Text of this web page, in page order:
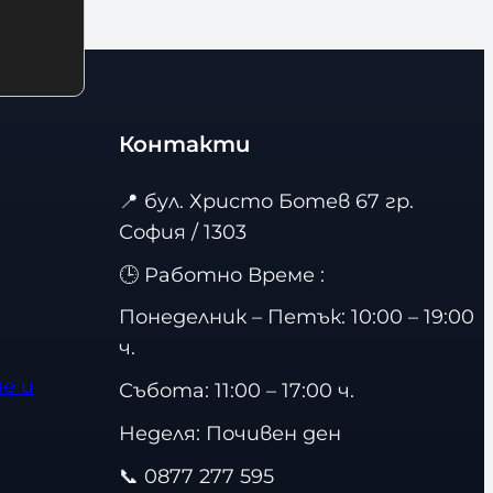
и
Контакти
📍 бул. Христо Ботев 67 гр.
София / 1303
🕒 Работно Време :
Понеделник – Петък: 10:00 – 19:00
ч.
Събота: 11:00 – 17:00 ч.
Неделя: Почивен ден
📞 0877 277 595